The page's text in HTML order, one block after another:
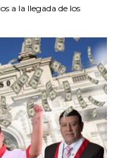
a la llegada de los